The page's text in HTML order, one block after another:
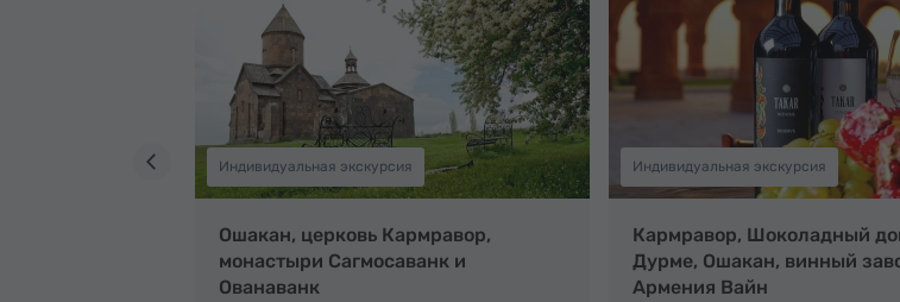
Индивидуальная экскурсия
Ошакан, церковь Кармравор,
монастыри Сагмосаванк и
Ованаванк
Индивидуальная экскурсия
Кармравор, Шоколадный
Дурме, Ошакан, винный
Армения Вайн